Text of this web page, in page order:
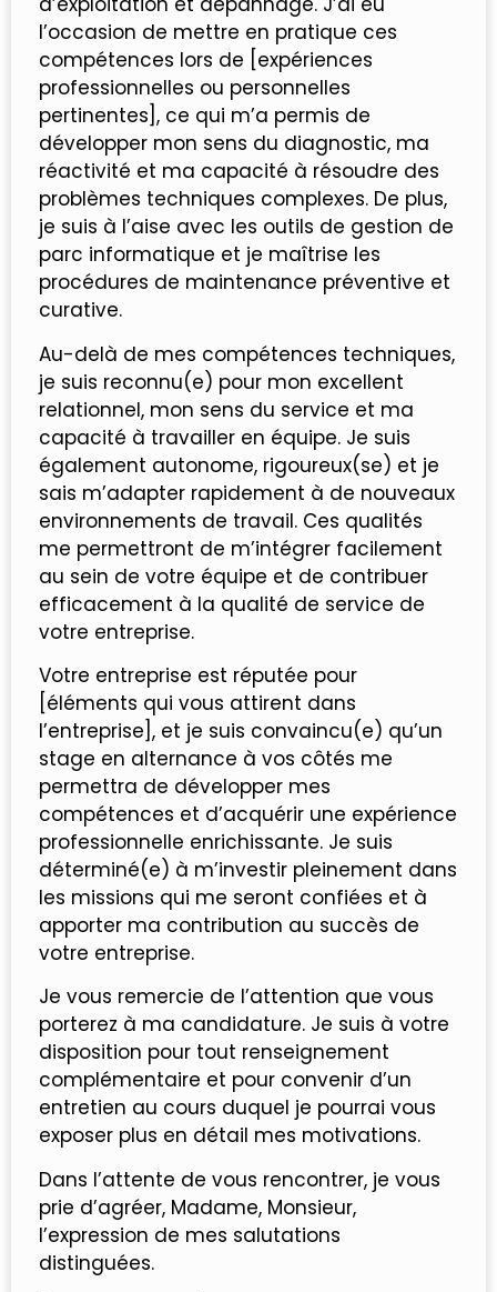
l’occasion de mettre en pratique ces
compétences lors de [expériences
professionnelles ou personnelles
pertinentes], ce qui m’a permis de
développer mon sens du diagnostic, ma
réactivité et ma capacité à résoudre des
problèmes techniques complexes. De plus,
je suis à l’aise avec les outils de gestion de
parc informatique et je maîtrise les
procédures de maintenance préventive et
curative.
Au-delà de mes compétences techniques,
je suis reconnu(e) pour mon excellent
relationnel, mon sens du service et ma
capacité à travailler en équipe. Je suis
également autonome, rigoureux(se) et je
sais m’adapter rapidement à de nouveaux
environnements de travail. Ces qualités
me permettront de m’intégrer facilement
au sein de votre équipe et de contribuer
efficacement à la qualité de service de
votre entreprise.
Votre entreprise est réputée pour
[éléments qui vous attirent dans
l’entreprise], et je suis convaincu(e) qu’un
stage en alternance à vos côtés me
permettra de développer mes
compétences et d’acquérir une expérience
professionnelle enrichissante. Je suis
déterminé(e) à m’investir pleinement dans
les missions qui me seront confiées et à
apporter ma contribution au succès de
votre entreprise.
Je vous remercie de l’attention que vous
porterez à ma candidature. Je suis à votre
disposition pour tout renseignement
complémentaire et pour convenir d’un
entretien au cours duquel je pourrai vous
exposer plus en détail mes motivations.
Dans l’attente de vous rencontrer, je vous
prie d’agréer, Madame, Monsieur,
l’expression de mes salutations
distinguées.